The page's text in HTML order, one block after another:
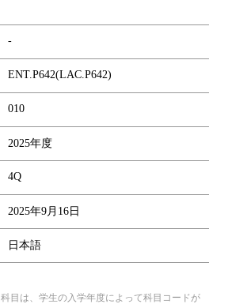
-
ENT.P642(LAC.P642)
010
2025年度
4Q
2025年9月16日
日本語
目は、学生の入学年度によって科目コードが